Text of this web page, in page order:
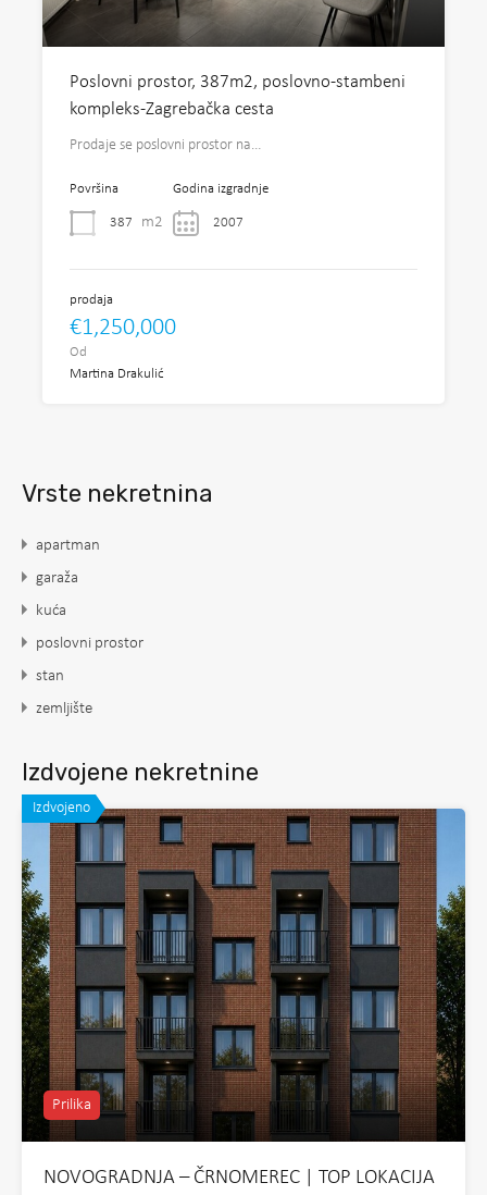
Poslovni prostor, 387m2, poslovno-stambeni
kompleks-Zagrebačka cesta
Prodaje se poslovni prostor na…
Površina
387 m2
Godina izgradnje
2007
prodaja
€1,250,000
Od
Martina Drakulić
Vrste nekretnina
apartman
garaža
kuća
poslovni prostor
stan
zemljište
Izdvojene nekretnine
Izdvojeno
Prilika
NOVOGRADNJA – ČRNOMEREC | TOP LOKACIJA